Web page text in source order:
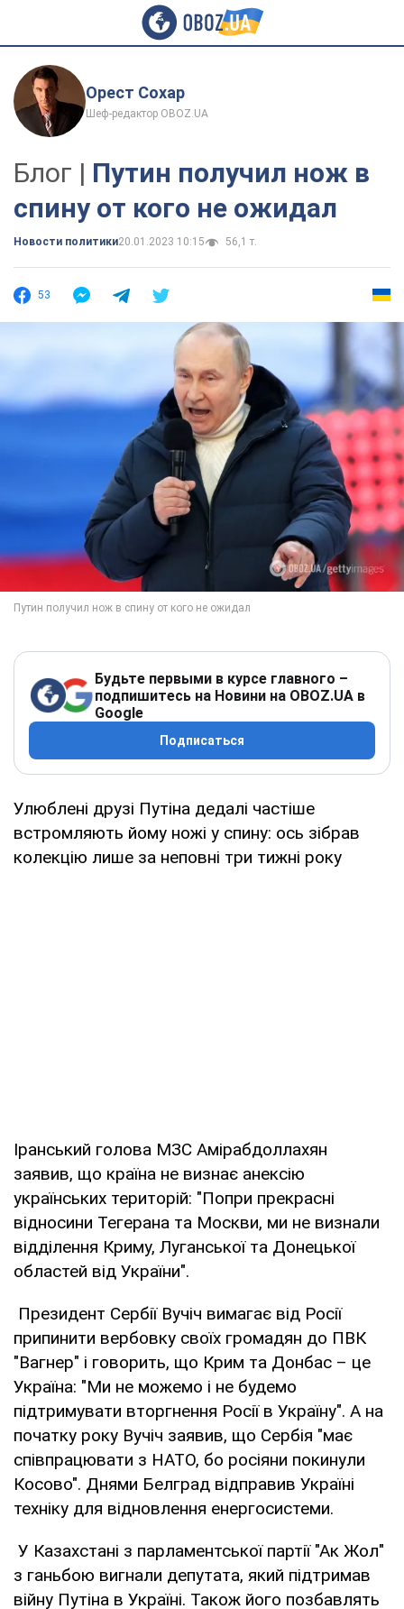
Орест Сохар
Шеф-редактор OBOZ.UA
Блог | Путин получил нож в
спину от кого не ожидал
Новости политики20.01.2023 10:15 56,1 т.
53
Будьте первыми в курсе главного –
подпишитесь на Новини на OBOZ.UA в
Google
Подписаться
Улюблені друзі Путіна дедалі частіше
встромляють йому ножі у спину: ось зібрав
колекцію лише за неповні три тижні року
Іранський голова МЗС Амірабдоллахян
заявив, що країна не визнає анексію
українських територій: "Попри прекрасні
відносини Тегерана та Москви, ми не визнали
відділення Криму, Луганської та Донецької
областей від України".
Президент Сербії Вучіч вимагає від Росії
припинити вербовку своїх громадян до ПВК
"Вагнер" і говорить, що Крим та Донбас – це
Україна: "Ми не можемо і не будемо
підтримувати вторгнення Росії в Україну". А на
початку року Вучіч заявив, що Сербія "має
співпрацювати з НАТО, бо росіяни покинули
Косово". Днями Белград відправив Україні
техніку для відновлення енергосистеми.
У Казахстані з парламентської партії "Ак Жол"
з ганьбою вигнали депутата, який підтримав
війну Путіна в Україні. Також його позбавлять